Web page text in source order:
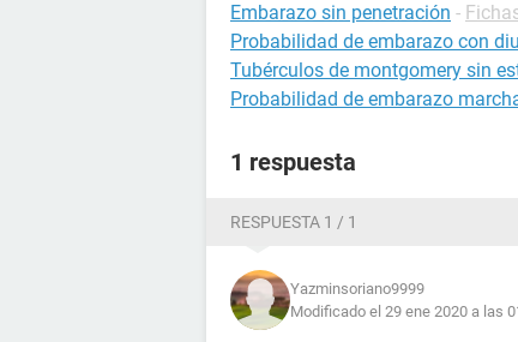
Embarazo sin penetración -
Probabilidad de embarazo con diu
Tubérculos de montgomery sin
Probabilidad de embarazo
1 respuesta
RESPUESTA 1 / 1
Yazminsoriano9999
Modificado el 29 ene 2020 a las